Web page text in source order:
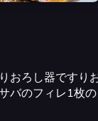
おろし器ですり
バのフィレ1枚の